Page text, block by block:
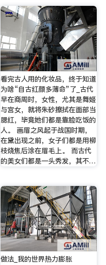
看完古人用的化妆品，终于知道
为啥“自古红颜多薄命”了_古代
早在商周时，女性，尤其是舞姬
与宫女，就将朱砂擦拭在面部当
腮红，毕竟她们都是靠脸吃饭的
人。 画眉之风起于战国时期，
在黛出现之前，女子们都是用柳
枝烧焦后涂在眉毛上。 而古代
的美女们都是一头秀发，其不…
做法_我的世界热力膨胀